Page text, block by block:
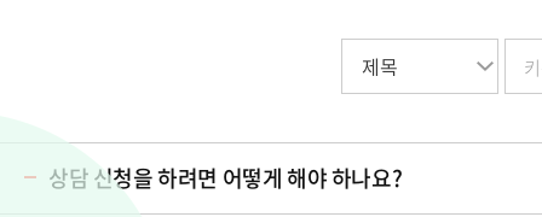
상담 신청을 하려면 어떻게 해야 하나요?